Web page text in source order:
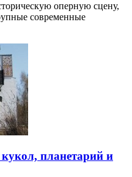
оперную сцену,
современные
планетарий и